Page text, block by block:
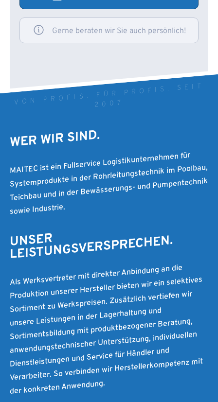
Gerne beraten wir Sie auch persönlich!
VON PROFIS. FÜR PROFIS. SEIT
2007
WER WIR SIND.
MAITEC ist ein Fullservice Logistikunternehmen für
Systemprodukte in der Rohrleitungstechnik im Poolbau,
Teichbau und in der Bewässerungs- und Pumpentechnik
sowie Industrie.
UNSER
LEISTUNGSVERSPRECHEN.
Als Werksvertreter mit direkter Anbindung an die
Produktion unserer Hersteller bieten wir ein selektives
Sortiment zu Werkspreisen. Zusätzlich vertiefen wir
unsere Leistungen in der Lagerhaltung und
Sortimentsbildung mit produktbezogener Beratung,
anwendungstechnischer Unterstützung, individuellen
Dienstleistungen und Service für Händler und
Verarbeiter. So verbinden wir Herstellerkompetenz mit
der konkreten Anwendung.